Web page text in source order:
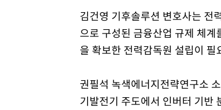
김건영 기후솔루션 변호사는 전
으로 구성된 금융산업 규제 체
을 확보한 전력감독원 설립이
권필석 녹색에너지전략연구소
기발전기 주도에서 인버터 기반